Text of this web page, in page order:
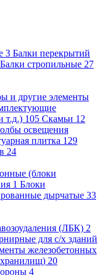
3 Балки перекрытий
Балки стропильные 27
и другие элементы
т.д.) 105 Скамьи 12
освещения
плитка 129
24
(блоки
1 Блоки
дырчатые 33
(ЛБК) 2
для с/х зданий
железобетонных
20
4